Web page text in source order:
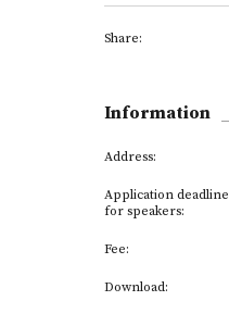
Share:
Information
Address:
Application deadline
for speakers:
Fee:
Download: